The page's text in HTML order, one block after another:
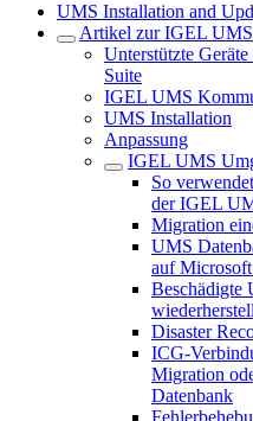
UMS Installation and
Artikel zur IGEL UMS
Unterstützte
Suite
IGEL UMS
UMS Installation
Anpassung
IGEL UMS
So
der IGEL
Migration
UMS
auf
Beschädigte
Disaster
ICG-
Migration
Datenbank